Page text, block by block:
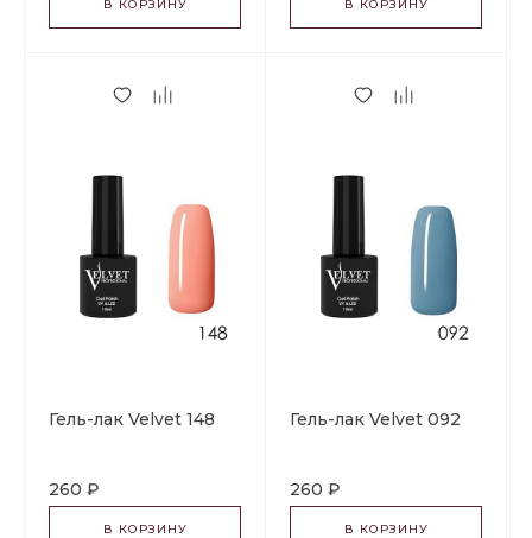
В КОРЗИНУ В КОРЗИНУ
Гель-лак Velvet 148
260 ₽
В КОРЗИНУ
Гель-лак Velvet 092
260 ₽
В КОРЗИНУ